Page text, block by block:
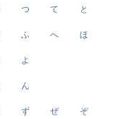
つ て と
ふ へ ほ
よ
ん
ず ぜ ぞ